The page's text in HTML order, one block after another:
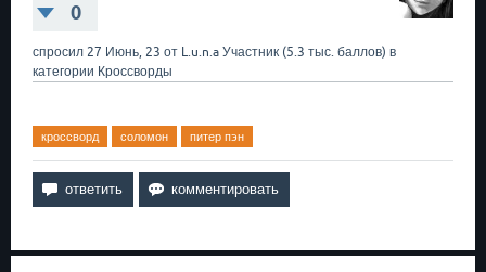
0
спросил 27 Июнь, 23 от L.u.n.a Участник (5.3 тыс. баллов) в
категории Кроссворды
кроссворд соломон питер пэн